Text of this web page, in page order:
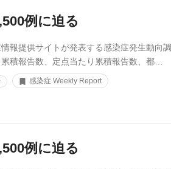
例に迫る
報提供サイトが発表する感染症発生動向調
積報告数、定点当たり累積報告数、都…
感染症 Weekly Report
例に迫る